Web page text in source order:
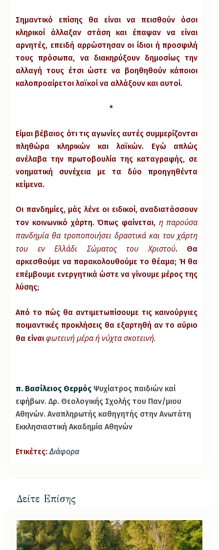
Σημαντικό επίσης θα είναι να πεισθούν όσοι
κληρικοί άλλαξαν στάση και έπαψαν να είναι
αρνητές, επειδή αρρώστησαν οι ίδιοι ή προσφιλή
τους πρόσωπα, να διακηρύξουν δημοσίως την
αλλαγή τους έτσι ώστε να βοηθηθούν κάποιοι
καλοπροαίρετοι λαϊκοί να αλλάξουν και αυτοί.
*
Είμαι βέβαιος ότι τις αγωνίες αυτές συμμερίζονται
πληθώρα κληρικών και λαϊκών. Εγώ απλώς
ανέλαβα την πρωτοβουλία της καταγραφής, σε
νοηματική συνέχεια με τα δύο προηγηθέντα
κείμενα.
Οι πανδημίες, μάς λένε οι ειδικοί, αναδιατάσσουν
τον κοινωνικό χάρτη. Όπως φαίνεται, η παρούσα
πανδημία θα τροποποιήσει δραστικά και τον χάρτη
του εν Ελλάδι Σώματος του Χριστού. Θα
αρκεσθούμε να παρακολουθούμε το θέαμα; Ή θα
επέμβουμε ενεργητικά ώστε να γίνουμε μέρος της
λύσης;
Από το πώς θα αντιμετωπίσουμε τις καινούργιες
ποιμαντικές προκλήσεις θα εξαρτηθή αν το αύριο
θα είναιφωτεινή μέρα ή νύχτα σκοτεινή.
π. Βασίλειος Θερμός Ψυχίατρος παιδιών καί
εφήβων. Δρ. Θεολογικής Σχολής του Παν/μιου
Αθηνών. Αναπληρωτής καθηγητής στην Ανωτάτη
Εκκλησιαστική Ακαδημία Αθηνών
Ετικέτες: Διάφορα
Δείτε Επίσης